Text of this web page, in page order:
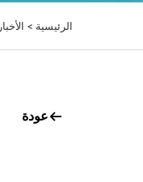
الرئيسية > الأخبار
عودة